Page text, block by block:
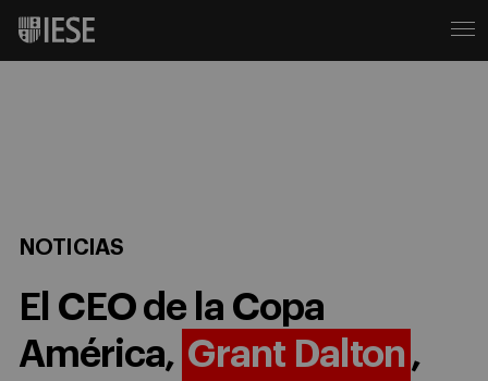
NOTICIAS
El CEO de la Copa
América, Grant Dalton ,